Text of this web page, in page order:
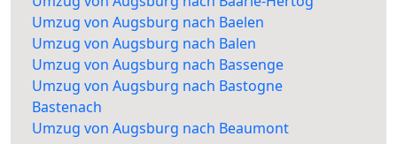
Umzug von Augsburg nach Baelen
Umzug von Augsburg nach Balen
Umzug von Augsburg nach Bassenge
Umzug von Augsburg nach Bastogne
Bastenach
Umzug von Augsburg nach Beaumont